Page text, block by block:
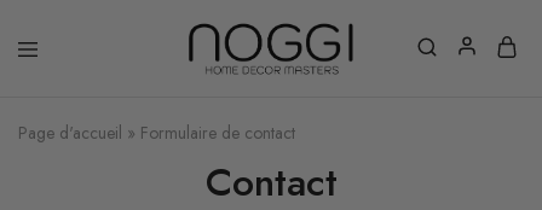
Page d'accueil » Formulaire de contact
Contact